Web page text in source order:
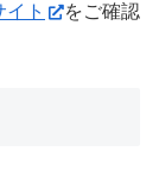
ト
をご確認